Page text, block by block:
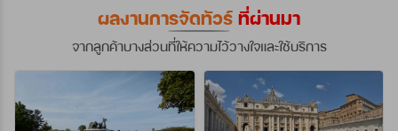
ผลงานการจัดทัวร์ ที่ผ่านมา
จากลูกค้าบางส่วนที่ให้ความไว้วางใจและใช้บริการ